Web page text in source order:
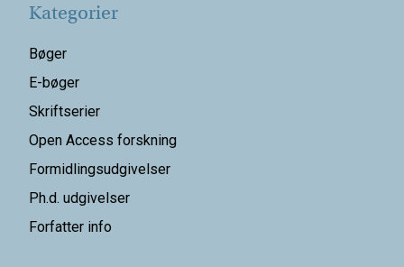
Kategorier
Bøger
E-bøger
Skriftserier
Open Access forskning
Formidlingsudgivelser
Ph.d. udgivelser
Forfatter info